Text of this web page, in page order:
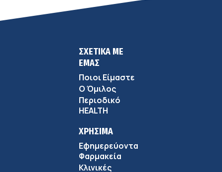
ΣΧΕΤΙΚΑ ΜΕ
ΕΜΑΣ
Ποιοι Είμαστε
Ο Όμιλος
Περιοδικό
HEALTH
ΧΡΗΣΙΜΑ
Εφημερεύοντα
Φαρμακεία
Κλινικές